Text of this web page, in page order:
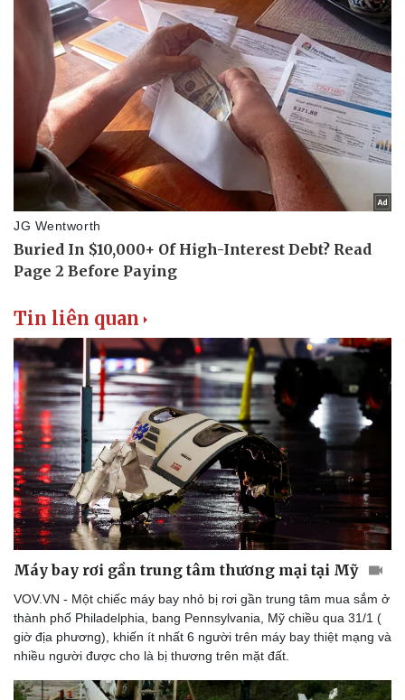
Vụ án
Tin nóng
Tư vấn luật
Quân sự - Quốc phòng
Vũ khí
Phân tích
Tin liên quan
Máy bay rơi gần trung tâm thương mại tại Mỹ
VOV.VN - Một chiếc máy bay nhỏ bị rơi gần trung tâm mua sắm ở
thành phố Philadelphia, bang Pennsylvania, Mỹ chiều qua 31/1 (
giờ địa phương), khiến ít nhất 6 người trên máy bay thiệt mạng và
nhiều người được cho là bị thương trên mặt đất.